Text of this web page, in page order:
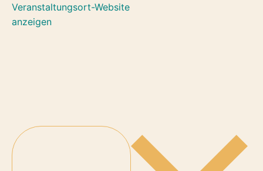
Veranstaltungsort-Website
anzeigen